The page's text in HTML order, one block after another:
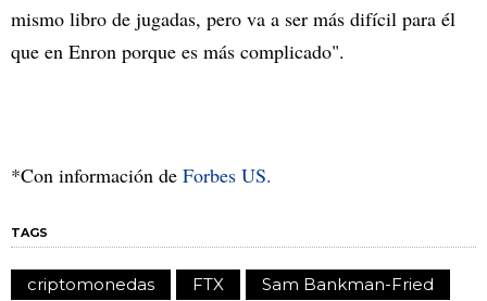
mismo libro de jugadas, pero va a ser más difícil para él
que en Enron porque es más complicado".
*Con información de Forbes US.
TAGS
criptomonedas FTX Sam Bankman-Fried